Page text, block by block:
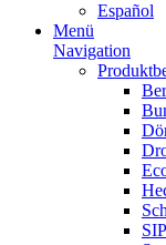
Español
Menü
Navigation
SIP